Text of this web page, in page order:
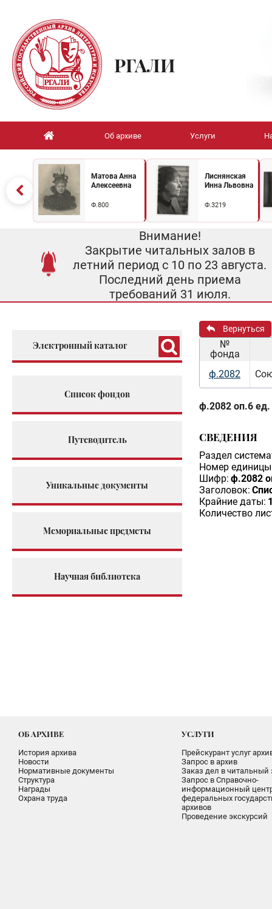
РГАЛИ
Об архиве Услуги
Матова Анна
Алексеевна
Ф.800
Лиснянская
Инна Львовна
Ф.3219
Внимание!
Закрытие читальных залов в
летний период с 10 по 23 августа.
Последний день приема
требований 31 июля.
Электронный каталог
Список фондов
Путеводитель
Уникальные документы
Мемориальные предметы
Научная библиотека
Вернуться
№
фонда
ф.2082
ф.2082 оп.6 ед.
СВЕДЕНИЯ
Раздел
Номер единицы
Шифр: ф.2082
Заголовок:
Крайние даты:
Количество
ОБ АРХИВЕ
История архива
Новости
Нормативные документы
Структура
Награды
Охрана труда
УСЛУГИ
Прейскурант услуг
Запрос в архив
Заказ дел в читальный
Запрос в Справочно-
информационный
федеральных
архивов
Проведение экскурсий